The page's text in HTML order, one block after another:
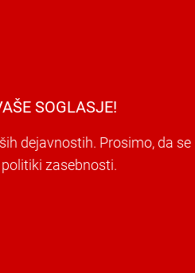
SOGLASJE!
dejavnostih. Prosimo, da se
zasebnosti.